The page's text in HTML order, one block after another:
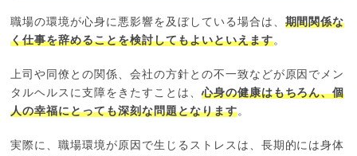
職場の環境が心身に悪影響を及ぼしている場合は、 期間関係な
く仕事を辞めることを検討してもよいといえます。
上司や同僚との関係、会社の方針との不一致などが原因でメン
タルヘルスに支障をきたすことは、 心身の健康はもちろん、個
人の幸福にとっても深刻な問題となります。
実際に、職場環境が原因で生じるストレスは、長期的には身体